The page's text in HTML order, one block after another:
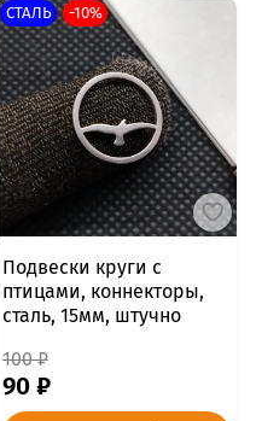
СТАЛЬ -10%
Подвески круги с
птицами, коннекторы,
сталь, 15мм, штучно
100 ₽
90 ₽